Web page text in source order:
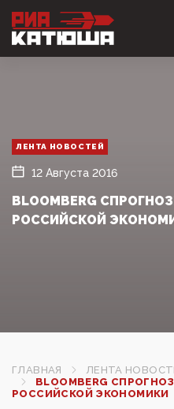
ЛЕНТА НОВОСТЕЙ
12 Августа 2016
BLOOMBERG
РОССИЙСКОЙ
ГЛАВНАЯ
ЛЕНТА
BLOOMBERG
РОССИЙСКОЙ ЭКОНОМИКИ